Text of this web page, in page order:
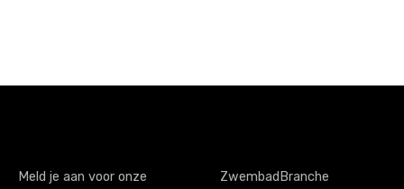
Meld je aan voor onze
ZwembadBranche